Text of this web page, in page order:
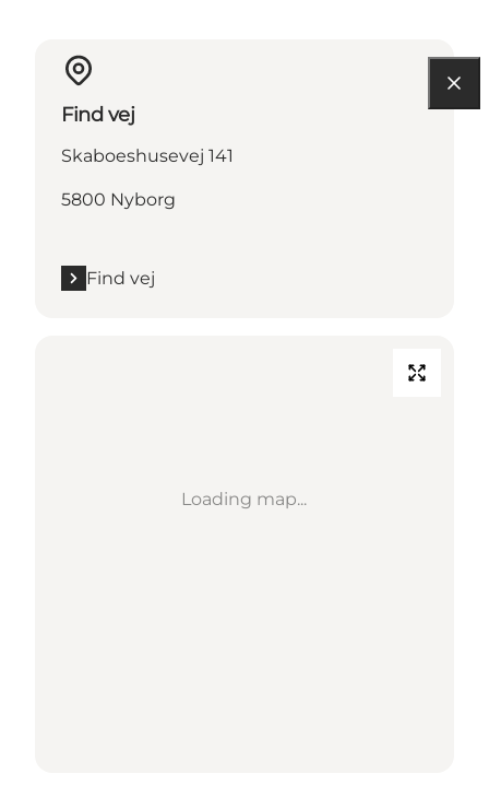
Find vej
Skaboeshusevej 141
5800 Nyborg
Find vej
Loading map...